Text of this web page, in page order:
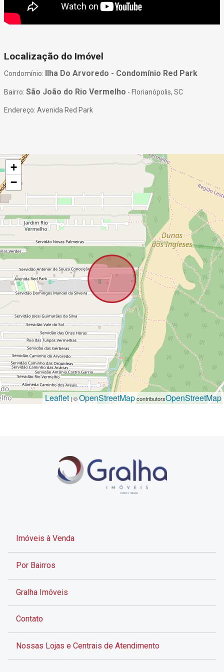
Localização do Imóvel
Condomínio: Ilha Do Arvoredo - Condomínio Red Park
Bairro: São João do Rio Vermelho - Florianópolis, SC
Endereço: Avenida Red Park
+
−
Leaflet| ©OpenStreetMapcontributorsOpenStreetMap
Imóveis à Venda
Por Bairros
Gralha Imóveis
Contato
Nossas Lojas e Centrais de Atendimento